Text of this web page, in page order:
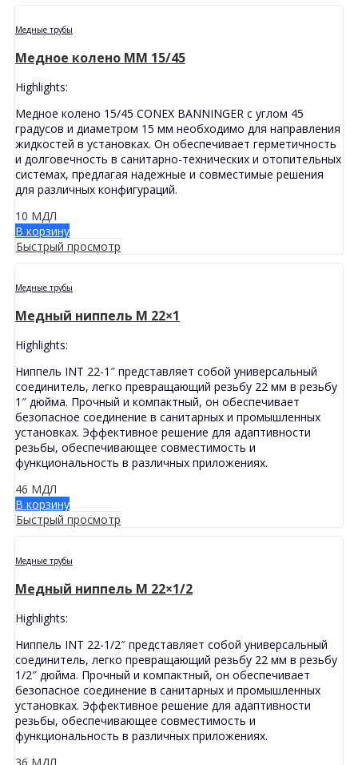
Медные трубы
Медное колено MМ 15/45
Highlights:
Медное колено 15/45 CONEX BANNINGER с углом 45
градусов и диаметром 15 мм необходимо для направления
жидкостей в установках. Он обеспечивает герметичность
и долговечность в санитарно-технических и отопительных
системах, предлагая надежные и совместимые решения
для различных конфигураций.
10 МДЛ
В корзину
Быстрый просмотр
Медные трубы
Медный ниппель M 22×1
Highlights:
Ниппель INT 22-1″ представляет собой универсальный
соединитель, легко превращающий резьбу 22 мм в резьбу
1″ дюйма. Прочный и компактный, он обеспечивает
безопасное соединение в санитарных и промышленных
установках. Эффективное решение для адаптивности
резьбы, обеспечивающее совместимость и
функциональность в различных приложениях.
46 МДЛ
В корзину
Быстрый просмотр
Медные трубы
Медный ниппель M 22×1/2
Highlights:
Ниппель INT 22-1/2″ представляет собой универсальный
соединитель, легко превращающий резьбу 22 мм в резьбу
1/2″ дюйма. Прочный и компактный, он обеспечивает
безопасное соединение в санитарных и промышленных
установках. Эффективное решение для адаптивности
резьбы, обеспечивающее совместимость и
функциональность в различных приложениях.